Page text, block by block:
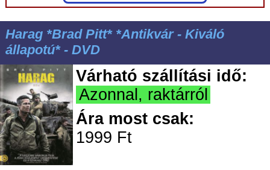
Harag *Brad Pitt* *Antikvár - Kiváló
állapotú* - DVD
Várható szállítási idő:
Azonnal, raktárról
Ára most csak:
1999 Ft